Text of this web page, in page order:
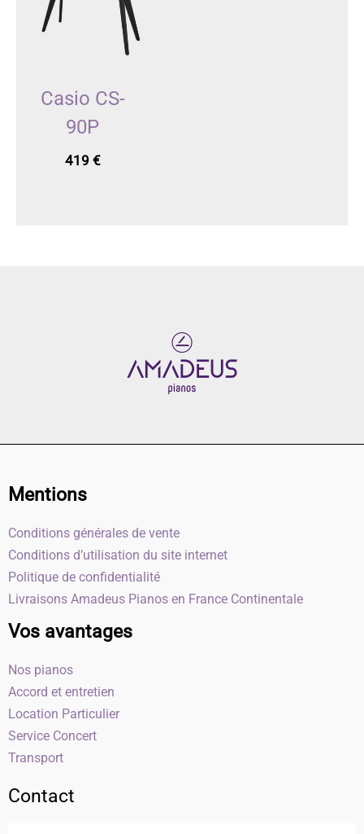
Casio CS-
90P
419 €
Mentions
Conditions générales de vente
Conditions d’utilisation du site internet
Politique de confidentialité
Livraisons Amadeus Pianos en France Continentale
Vos avantages
Nos pianos
Accord et entretien
Location Particulier
Service Concert
Transport
Contact